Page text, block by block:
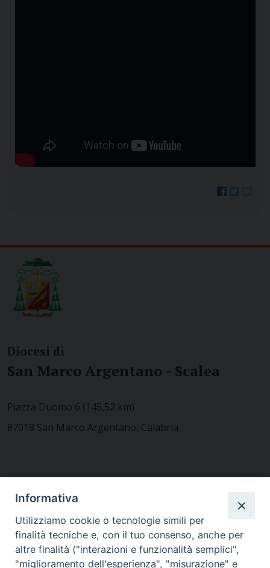
Diocesi di
San Marco Argentano - Scalea
Piazza Duomo 6 (145,52 km)
87018 San Marco Argentano, Calabria
MODULISTICA
Informativa
Utilizziamo cookie o tecnologie simili per
finalità tecniche e, con il tuo consenso, anche per
altre finalità ("interazioni e funzionalità semplici",
"miglioramento dell'esperienza", "misurazione" e